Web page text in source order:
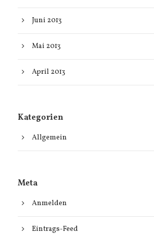
Juni 2013
Mai 2013
April 2013
Kategorien
Allgemein
Meta
Anmelden
Eintrags-Feed